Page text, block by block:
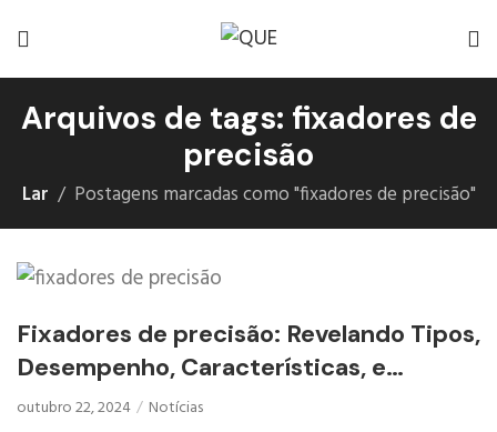
Arquivos de tags: fixadores de
precisão
Lar Postagens marcadas como "fixadores de precisão"
Fixadores de precisão: Revelando Tipos,
Desempenho, Características, e
aplicativos
outubro 22, 2024 Notícias